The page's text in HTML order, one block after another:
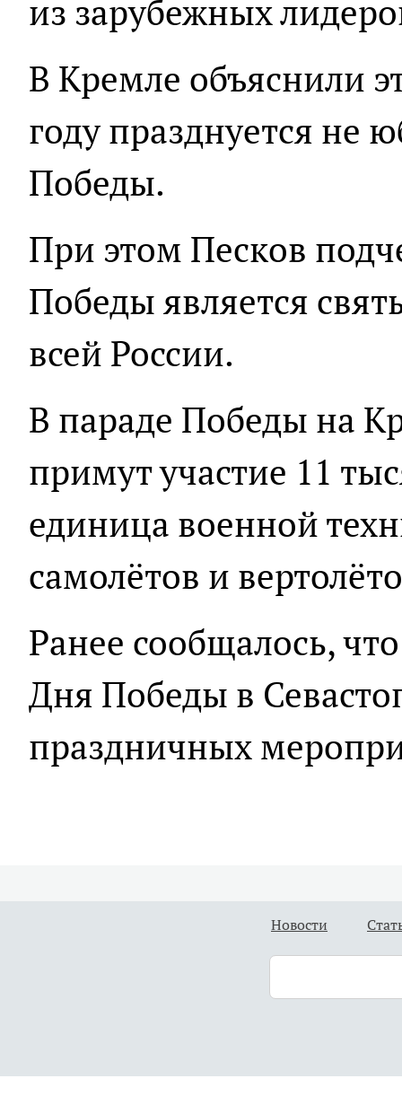
из зарубежных
В Кремле объяснили
году празднуется не
Победы.
При этом Песков
Победы является
всей России.
В параде Победы на
примут участие 11
единица военной
самолётов и
Ранее сообщалось,
Дня Победы в
праздничных
Новости